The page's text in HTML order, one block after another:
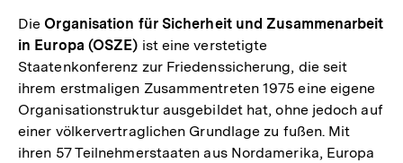
Die Organisation für Sicherheit und Zusammenarbeit
in Europa (OSZE) ist eine verstetigte
Staatenkonferenz zur Friedenssicherung, die seit
ihrem erstmaligen Zusammentreten 1975 eine eigene
Organisationstruktur ausgebildet hat, ohne jedoch auf
einer völkervertraglichen Grundlage zu fußen. Mit
ihren 57 Teilnehmerstaaten aus Nordamerika, Europa